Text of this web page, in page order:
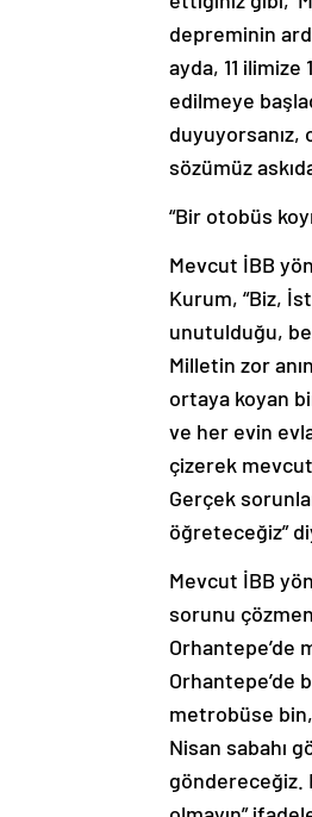
depreminin
ayda, 11
edilmeye
duyuyorsanız,
sözümüz
Kurum, “Biz,
unutulduğu,
Milletin zor
ortaya koyan
ve her evin
çizerek
Gerçek
öğreteceğiz”
sorunu
Orhantepe’de
Orhantepe’de
metrobüse
Nisan sabahı
göndereceğiz.
olmayın”